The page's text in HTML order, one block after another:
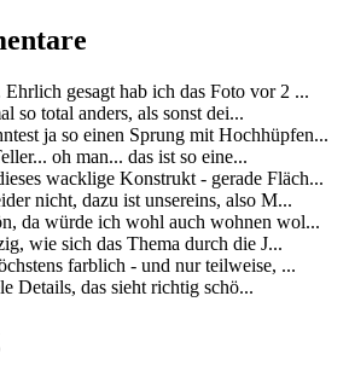
Ehrlich gesagt hab ich das Foto vor 2 ...
so total anders, als sonst dei...
ja so einen Sprung mit Hochhüpfen...
oh man... das ist so eine...
wacklige Konstrukt - gerade Fläch...
nicht, dazu ist unsereins, also M...
da würde ich wohl auch wohnen wol...
wie sich das Thema durch die J...
farblich - und nur teilweise, ...
Details, das sieht richtig schö...